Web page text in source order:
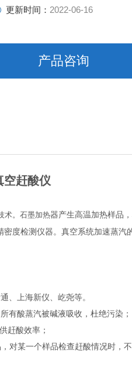
更新时间： 2022-06-16
产品咨询
空赶酸仪
术。石墨加热器产生高温加热样品
度检测仪器。真空系统加速蒸汽
、上海新仪、屹尧等。
有酸蒸汽被碱液吸收，杜绝污染；
赶酸效率；
对某一个样品检查赶酸情况时，